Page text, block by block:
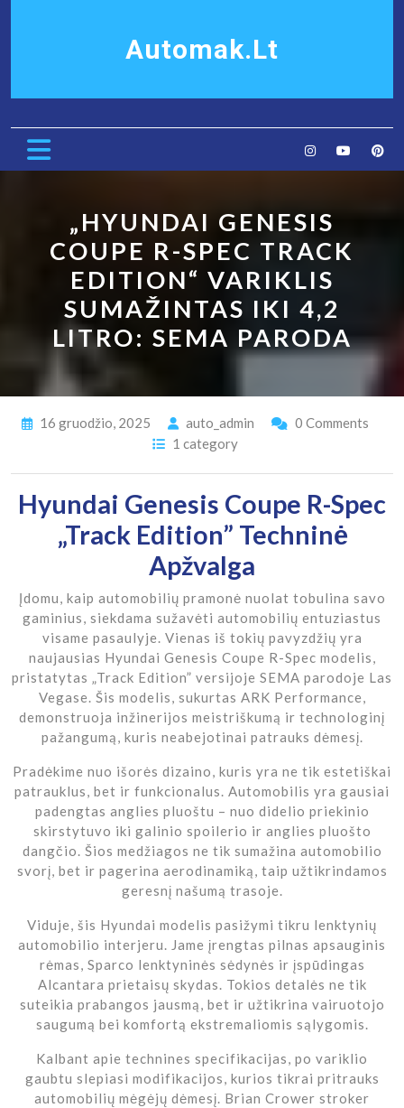
Automak.lt
Open
„HYUNDAI GENESIS
COUPE R-SPEC TRACK
EDITION“ VARIKLIS
SUMAŽINTAS IKI 4,2
LITRO: SEMA PARODA
16 gruodžio, 2025 auto_admin
0 Comments
1 category
Hyundai Genesis Coupe R-Spec
„Track Edition” Techninė
Apžvalga
Įdomu, kaip automobilių pramonė nuolat tobulina savo
gaminius, siekdama sužavėti automobilių entuziastus
visame pasaulyje. Vienas iš tokių pavyzdžių yra
naujausias Hyundai Genesis Coupe R-Spec modelis,
pristatytas „Track Edition” versijoje SEMA parodoje Las
Vegase. Šis modelis, sukurtas ARK Performance,
demonstruoja inžinerijos meistriškumą ir technologinį
pažangumą, kuris neabejotinai patrauks dėmesį.
Pradėkime nuo išorės dizaino, kuris yra ne tik estetiškai
patrauklus, bet ir funkcionalus. Automobilis yra gausiai
padengtas anglies pluoštu – nuo didelio priekinio
skirstytuvo iki galinio spoilerio ir anglies pluošto
dangčio. Šios medžiagos ne tik sumažina automobilio
svorį, bet ir pagerina aerodinamiką, taip užtikrindamos
geresnį našumą trasoje.
Viduje, šis Hyundai modelis pasižymi tikru lenktynių
automobilio interjeru. Jame įrengtas pilnas apsauginis
rėmas, Sparco lenktyninės sėdynės ir įspūdingas
Alcantara prietaisų skydas. Tokios detalės ne tik
suteikia prabangos jausmą, bet ir užtikrina vairuotojo
saugumą bei komfortą ekstremaliomis sąlygomis.
Kalbant apie technines specifikacijas, po variklio
gaubtu slepiasi modifikacijos, kurios tikrai pritrauks
automobilių mėgėjų dėmesį. Brian Crower stroker